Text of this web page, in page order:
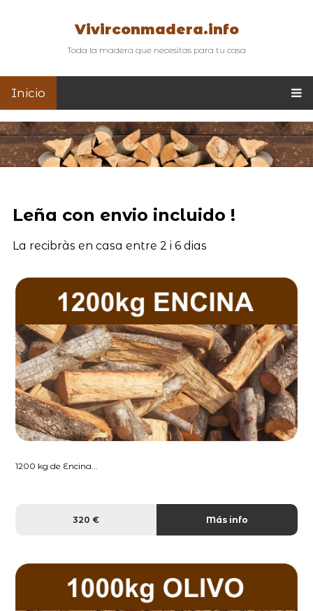
Vivirconmadera.info
Toda la madera que necesitas para tu casa
Inicio
Leña con envio incluido !
La recibràs en casa entre 2 i 6 dias
1200 kg de Encina...
320 € Más info